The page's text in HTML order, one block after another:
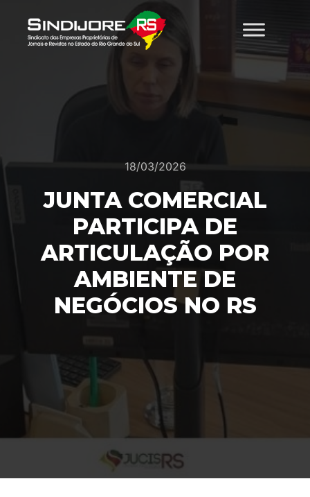
18/03/2026
JUNTA COMERCIAL
PARTICIPA DE
ARTICULAÇÃO POR
AMBIENTE DE
NEGÓCIOS NO RS